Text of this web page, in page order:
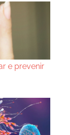
e prevenir